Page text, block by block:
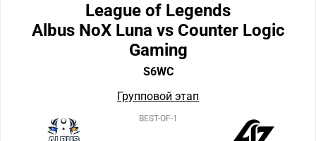
League of Legends
Albus NoX Luna vs Counter Logic
Gaming
S6WC
Групповой этап
BEST-OF-1